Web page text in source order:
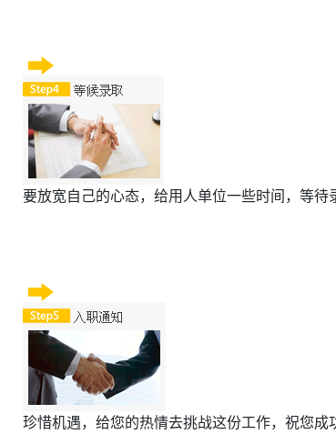
要放宽自己的心态，给用人单位一些时间，等待
珍惜机遇，给您的热情去挑战这份工作，祝您成